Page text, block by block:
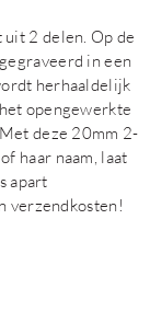
2 delen. Op de
in een
herhaaldelijk
opengewerkte
deze 20mm 2-
haar naam, laat
apart
verzendkosten!